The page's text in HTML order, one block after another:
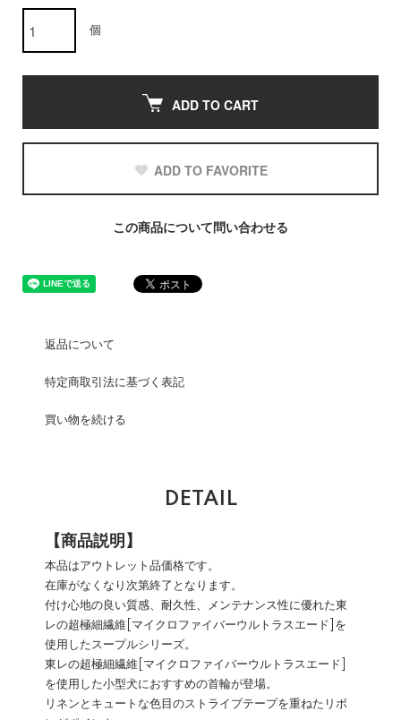
個
ADD TO CART
ADD TO FAVORITE
この商品について問い合わせる
返品について
特定商取引法に基づく表記
買い物を続ける
DETAIL
【商品説明】
本品はアウトレット品価格です。
在庫がなくなり次第終了となります。
付け心地の良い質感、耐久性、メンテナンス性に優れた東
レの超極細繊維[マイクロファイバーウルトラスエード]を
使用したスープルシリーズ。
東レの超極細繊維[マイクロファイバーウルトラスエード]
を使用した小型犬におすすめの首輪が登場。
リネンとキュートな色目のストライプテープを重ねたリボ